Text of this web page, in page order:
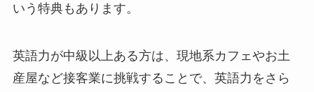
いう特典もあります。
英語力が中級以上ある方は、現地系カフェやお土
産屋など接客業に挑戦することで、英語力をさら